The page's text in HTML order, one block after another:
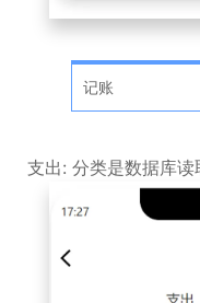
记账
支出: 分类是数据库读